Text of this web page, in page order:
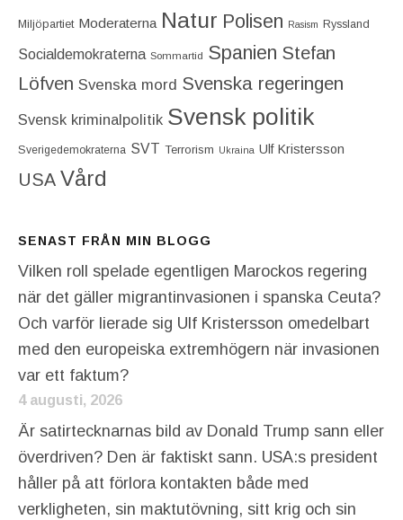
Miljöpartiet Moderaterna Natur Polisen Rasism Ryssland
Socialdemokraterna Sommartid Spanien Stefan
Löfven Svenska mord Svenska regeringen
Svensk kriminalpolitik Svensk politik
Sverigedemokraterna SVT Terrorism Ukraina Ulf Kristersson
USA Vård
SENAST FRÅN MIN BLOGG
Vilken roll spelade egentligen Marockos regering
när det gäller migrantinvasionen i spanska Ceuta?
Och varför lierade sig Ulf Kristersson omedelbart
med den europeiska extremhögern när invasionen
var ett faktum?
4 augusti, 2026
Är satirtecknarnas bild av Donald Trump sann eller
överdriven? Den är faktiskt sann. USA:s president
håller på att förlora kontakten både med
verkligheten, sin maktutövning, sitt krig och sin